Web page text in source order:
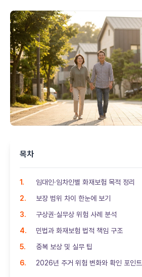
목차
임대인·임차인별 화재보험 목적 정리
보장 범위 차이 한눈에 보기
구상권·실무상 위험 사례 분석
민법과 화재보험 법적 책임 구조
중복 보상 및 실무 팁
2026년 주거 위험 변화와 확인 포인트